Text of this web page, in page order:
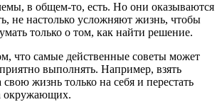
в общем-то, есть. Но они оказываются
не настолько усложняют жизнь, чтобы
только о том, как найти решение.
что самые действенные советы может
выполнять. Например, взять
свою жизнь только на себя и перестать
окружающих.